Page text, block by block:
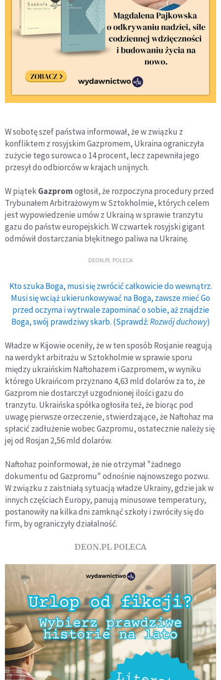
W sobotę szef państwa informował, że w związku z
konfliktem z rosyjskim Gazpromem, Ukraina ograniczyła
zużycie tego surowca o 14 procent, lecz zapewniła jego
przesył do odbiorców w krajach unijnych.
W piątekGazpromogłosił, że rozpoczyna procedury przed
Trybunałem Arbitrażowym w Sztokholmie, których celem
jest wypowiedzenie umów z Ukrainą w sprawie tranzytu
gazu do państw europejskich. W czwartek rosyjski gigant
odmówił dostarczania błękitnego paliwa na Ukrainę.
DEON.PL POLECA
Kto szuka Boga, musi się zwrócić całkowicie do wewnątrz.
Musi się wciąż ukierunkowywać na Boga, zawsze mieć Go
przed oczyma i wytrwale zapominać o sobie, aż znajdzie
Boga, swój prawdziwy skarb. (Sprawdź:Rozwój duchowy)
Władze w Kijowie oceniły, że w ten sposób Rosjanie reagują
na werdykt arbitrażu w Sztokholmie w sprawie sporu
między ukraińskim Naftohazem i Gazpromem, w wyniku
którego Ukraińcom przyznano 4,63 mld dolarów za to, że
Gazprom nie dostarczył uzgodnionej ilości gazu do
tranzytu. Ukraińska spółka ogłosiła też, że biorąc pod
uwagę pierwsze orzeczenie, stwierdzające, że Naftohaz ma
spłacić zadłużenie wobec Gazpromu, ostatecznie należy się
jej od Rosjan 2,56 mld dolarów.
Naftohaz poinformował, że nie otrzymał "żadnego
dokumentu od Gazpromu" odnośnie najnowszego pozwu.
W związku z zaistniałą sytuacją władze Ukrainy, gdzie jak w
innych częściach Europy, panują minusowe temperatury,
postanowiły na kilka dni zamknąć szkoły i zwróciły się do
firm, by ograniczyły działalność.
DEON.PL POLECA